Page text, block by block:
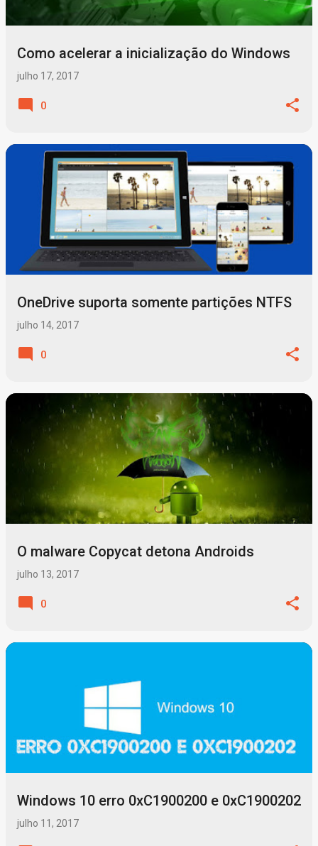
Como acelerar a inicialização do Windows
julho 17, 2017
0
OneDrive suporta somente partições NTFS
julho 14, 2017
0
O malware Copycat detona Androids
julho 13, 2017
0
Windows 10 erro 0xC1900200 e 0xC1900202
julho 11, 2017